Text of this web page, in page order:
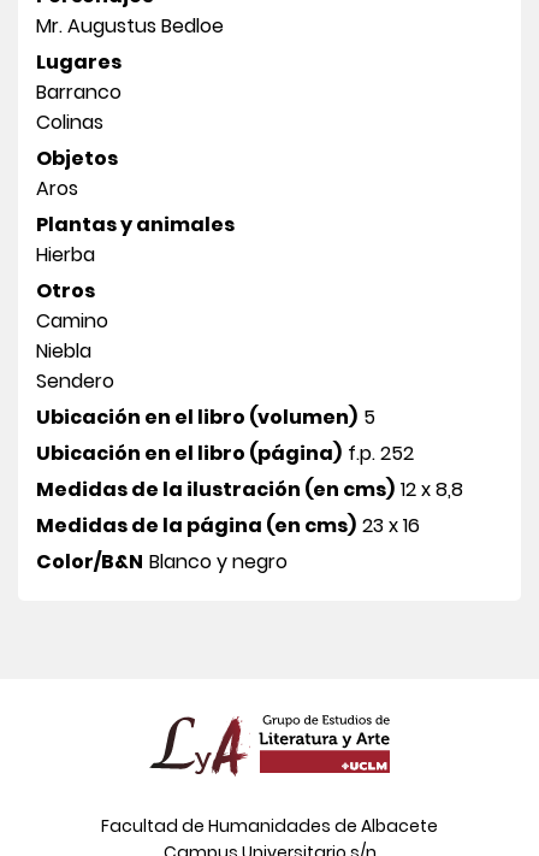
Mr. Augustus Bedloe
Lugares
Barranco
Colinas
Objetos
Aros
Plantas y animales
Hierba
Otros
Camino
Niebla
Sendero
Ubicación en el libro (volumen) 5
Ubicación en el libro (página) f.p. 252
Medidas de la ilustración (en cms) 12 x 8,8
Medidas de la página (en cms) 23 x 16
Color/B&N Blanco y negro
Facultad de Humanidades de Albacete